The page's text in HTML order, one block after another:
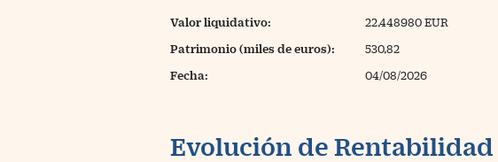
Valor liquidativo: 22,448980 EUR
Patrimonio (miles de euros): 530,82
Fecha: 04/08/2026
Evolución de Rentabilidad